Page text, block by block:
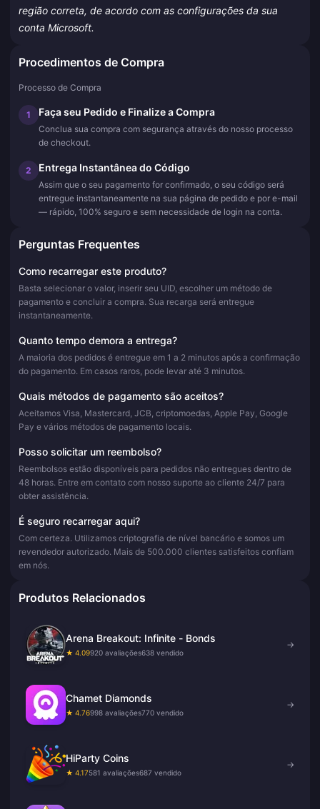
região correta, de acordo com as configurações da sua
conta Microsoft.
Procedimentos de Compra
Processo de Compra
1 Faça seu Pedido e Finalize a Compra
Conclua sua compra com segurança através do nosso processo
de checkout.
2 Entrega Instantânea do Código
Assim que o seu pagamento for confirmado, o seu código será
entregue instantaneamente na sua página de pedido e por e-mail
— rápido, 100% seguro e sem necessidade de login na conta.
Perguntas Frequentes
Como recarregar este produto?
Basta selecionar o valor, inserir seu UID, escolher um método de
pagamento e concluir a compra. Sua recarga será entregue
instantaneamente.
Quanto tempo demora a entrega?
A maioria dos pedidos é entregue em 1 a 2 minutos após a confirmação
do pagamento. Em casos raros, pode levar até 3 minutos.
Quais métodos de pagamento são aceitos?
Aceitamos Visa, Mastercard, JCB, criptomoedas, Apple Pay, Google
Pay e vários métodos de pagamento locais.
Posso solicitar um reembolso?
Reembolsos estão disponíveis para pedidos não entregues dentro de
48 horas. Entre em contato com nosso suporte ao cliente 24/7 para
obter assistência.
É seguro recarregar aqui?
Com certeza. Utilizamos criptografia de nível bancário e somos um
revendedor autorizado. Mais de 500.000 clientes satisfeitos confiam
em nós.
Produtos Relacionados
Arena Breakout: Infinite - Bonds
★ 4.09920 avaliações638 vendido
→
Chamet Diamonds
★ 4.76998 avaliações770 vendido
→
HiParty Coins
★ 4.17581 avaliações687 vendido
→